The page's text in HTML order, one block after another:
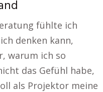
fühlte ich
denken kann,
warum ich so
das Gefühl habe,
als Projektor meine